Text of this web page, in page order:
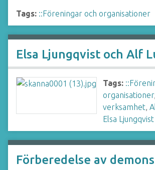
Tags: ::Föreningar och organisationer
Elsa Ljungqvist och Alf
Tags:
organisationer,
verksamhet,
Elsa Ljungqvist
Förberedelse av